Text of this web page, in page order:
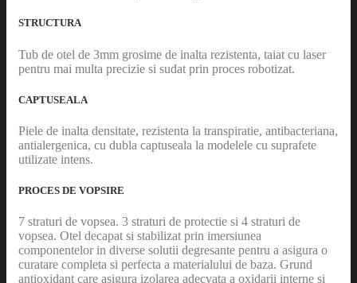
STRUCTURA
Tub de otel de 3mm grosime de inalta rezistenta, taiat cu laser
pentru mai multa precizie si sudat prin proces robotizat.
CAPTUSEALA
Piele de inalta densitate, rezistenta la transpiratie, antibacteriana,
antialergenica, cu dubla captuseala la modelele cu suprafete
utilizate intens.
PROCES DE VOPSIRE
7 straturi de vopsea. 3 straturi de protectie si 4 straturi de
vopsea. Otel decapat si stabilizat prin imersiunea
componentelor in diverse solutii degresante pentru a asigura o
curatare completa si perfecta a materialului de baza. Grund
antioxidant care asigura izolarea adecvata a oxidarii interne si